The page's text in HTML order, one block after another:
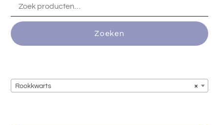
Zoeken
×
Rookkwarts